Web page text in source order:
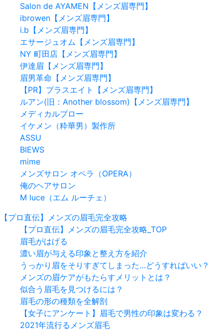
Salon de AYAMEN【メンズ眉専門】
ibrowen【メンズ眉専門】
i.b【メンズ眉専門】
エサージュオム【メンズ眉専門】
NY 町田店【メンズ眉専門】
伊達眉【メンズ眉専門】
眉男革命【メンズ眉専門】
【PR】プラスエイト【メンズ眉専門】
ルアン(旧：Another blossom)【メンズ眉専門】
メディカルブロー
イケメン（粋華男）製作所
ASSU
BIEWS
mime
メンズサロン オペラ（OPERA）
俺のヘアサロン
M luce（エム ルーチェ）
【プロ直伝】メンズの眉毛完全攻略
【プロ直伝】メンズの眉毛完全攻略_TOP
眉毛がはげる
濃い眉が与える印象と整え方を紹介
うっかり眉をそりすぎてしまった…どうすればいい？
メンズの眉ケアがもたらすメリットとは？
似合う眉毛を見つけるには？
眉毛の形の種類を全解剖
【女子にアンケート】眉毛で男性の印象は変わる？
2021年流行るメンズ眉毛